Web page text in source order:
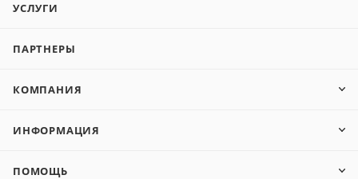
УСЛУГИ
ПАРТНЕРЫ
КОМПАНИЯ
ИНФОРМАЦИЯ
ПОМОЩЬ